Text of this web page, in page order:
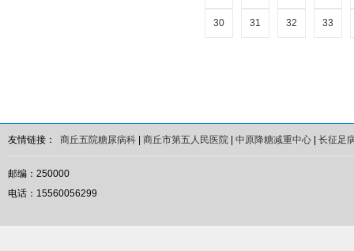
30 31 32 33
友情链接： 商丘五院糖尿病科 商丘市第五人民医院 中原降糖减重中心 长征足
邮编：250000
电话：15560056299